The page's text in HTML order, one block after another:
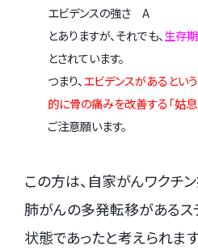
エビデンスの強さ A
とありますが、それでも、生存
とされています。
つまり、エビデンスがあるとい
的に骨の痛みを改善する「姑
ご注意願います。
この方は、自家がんワクチ
肺がんの多発転移があるス
状態であったと考えられま